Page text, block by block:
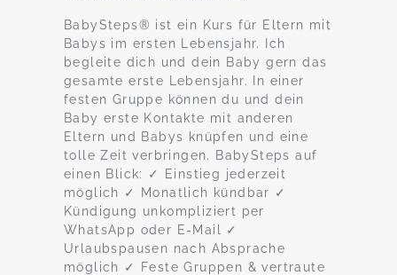
BabySteps® ist ein Kurs für Eltern mit
Babys im ersten Lebensjahr. Ich
begleite dich und dein Baby gern das
gesamte erste Lebensjahr. In einer
festen Gruppe können du und dein
Baby erste Kontakte mit anderen
Eltern und Babys knüpfen und eine
tolle Zeit verbringen. BabySteps auf
einen Blick: ✓ Einstieg jederzeit
möglich ✓ Monatlich kündbar ✓
Kündigung unkompliziert per
WhatsApp oder E-Mail ✓
Urlaubspausen nach Absprache
möglich ✓ Feste Gruppen & vertraute